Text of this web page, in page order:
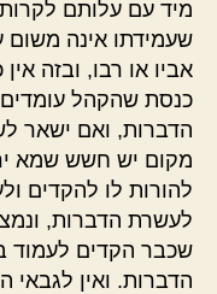
מיד עם עלותם
שעמידתו אינה
אביו או רבו, ובזה
כנסת שהקהל
הדברות, ואם ישאר
מקום יש חשש שמא
להורות לו להקדים
לעשרת הדברות,
שכבר הקדים לעמוד
הדברות. ואין לגבאי